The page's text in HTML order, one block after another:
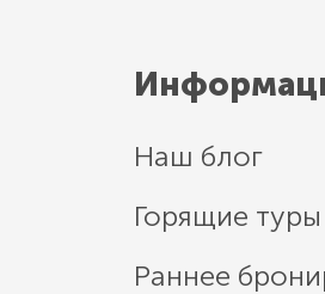
Наш блог
Горящие туры
Раннее